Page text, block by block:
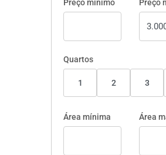
Preço mínimo Preço
Quartos
1 2 3
Área mínima Área